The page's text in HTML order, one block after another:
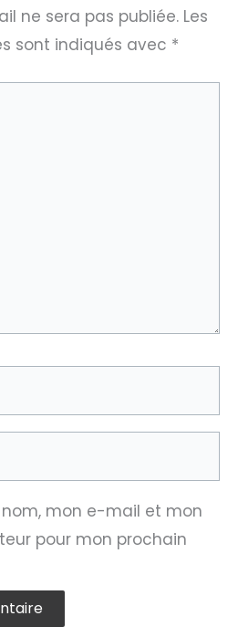
ne sera pas publiée. Les
sont indiqués avec *
nom, mon e-mail et mon
pour mon prochain